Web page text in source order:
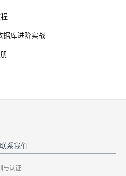
据库进阶实战
联系我们
与认证